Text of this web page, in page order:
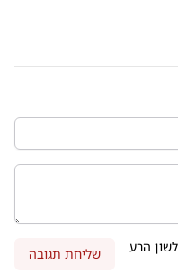
הרע
שליחת תגובה